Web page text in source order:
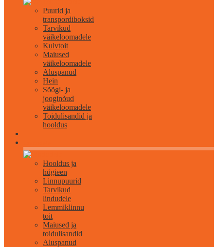
Puurid ja
transpordiboksid
Tarvikud
väikeloomadele
Kuivtoit
Maiused
väikeloomadele
Aluspanud
Hein
Sõõgi- ja
jooginõud
väikeloomadele
Toidulisandid ja
hooldus
Hooldus ja
hügieen
Linnupuurid
Tarvikud
lindudele
Lemmiklinnu
toit
Maiused ja
toidulisandid
Aluspanud